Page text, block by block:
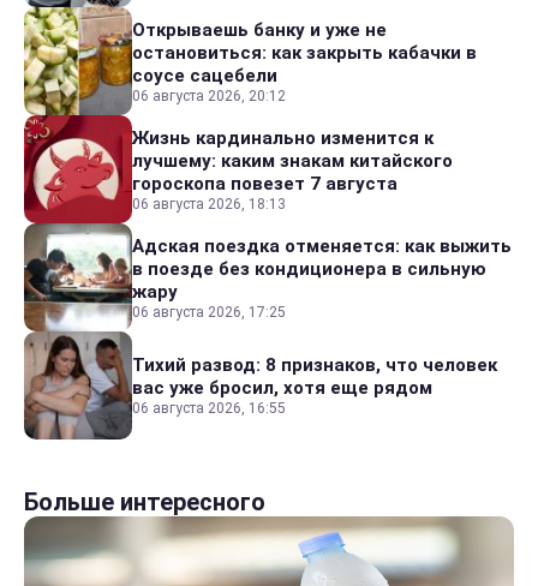
Открываешь банку и уже не
остановиться: как закрыть кабачки в
соусе сацебели
06 августа 2026, 20:12
Жизнь кардинально изменится к
лучшему: каким знакам китайского
гороскопа повезет 7 августа
06 августа 2026, 18:13
Адская поездка отменяется: как выжить
в поезде без кондиционера в сильную
жару
06 августа 2026, 17:25
Тихий развод: 8 признаков, что человек
вас уже бросил, хотя еще рядом
06 августа 2026, 16:55
Больше интересного